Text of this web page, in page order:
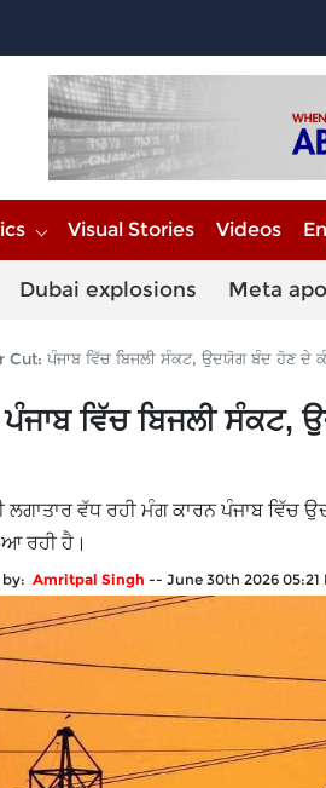
Visual Stories Videos
Dubai explosions Meta
ਪੰਜਾਬ ਵਿੱਚ ਬਿਜਲੀ ਸੰਕਟ, ਉਦਯੋਗ ਬੰਦ ਹੋਣ ਦੇ
ਵਿੱਚ ਬਿਜਲੀ
ਲਗਾਤਾਰ ਵੱਧ ਰਹੀ ਮੰਗ ਕਾਰਨ ਪੰਜਾਬ ਵਿੱਚ
ਆ ਰਹੀ ਹੈ।
Amritpal Singh -- June 30th 2026 05:21